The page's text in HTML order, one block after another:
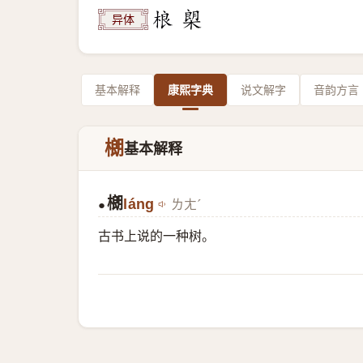
异体
基本解释 康熙字典 说文解字 音韵方言
樃基本解释
● 樃 láng ㄌㄤˊ
古书上说的一种树。